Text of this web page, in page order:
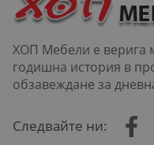
ХОП Мебели е верига
годишна история в продажбата на мебели, кухни,
обзавеждане за
Следвайте ни: